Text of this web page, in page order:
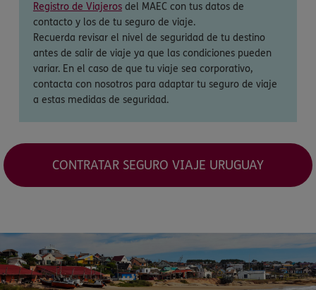
Registro de Viajerosdel MAEC con tus datos de
contacto y los de tu seguro de viaje.
Recuerda revisar el nivel de seguridad de tu destino
antes de salir de viaje ya que las condiciones pueden
variar. En el caso de que tu viaje sea corporativo,
contacta con nosotros para adaptar tu seguro de viaje
a estas medidas de seguridad.
CONTRATAR SEGURO VIAJE URUGUAY